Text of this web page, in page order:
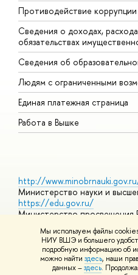
Мы используем файлы
НИУ ВШЭ и большего
подробную информацию об
можно найти здесь, наши
данных –здесь.
Противодействие коррупции
Сведения о доходах,
обязательствах
Сведения об
Людям с ограниченными
Единая платежная страница
Работа в Вышке
http://
Министерство науки и
https://edu.gov.ru/
Министерство просвещения
Массовые открытые онлайн-
© НИУ ВШЭ 1993–2026 Адреса и